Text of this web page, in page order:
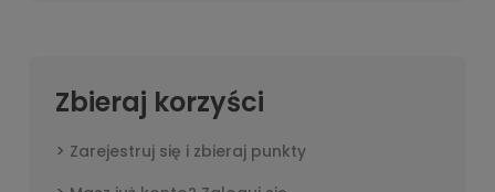
Zbieraj korzyści
Zarejestruj się i zbieraj punkty